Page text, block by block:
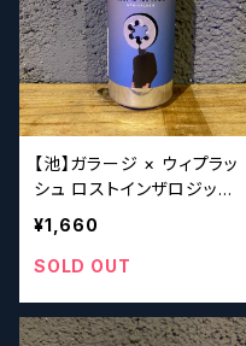
【池】ガラージ × ウィプラッ
シュ ロストインザロジック /
Garage × Whiplash LOS
T IN THE LOGIC
¥1,660
SOLD OUT